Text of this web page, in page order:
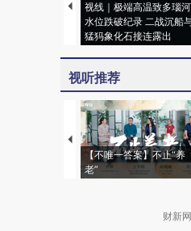
视线｜极端高温致多瑙河
水位跌破纪录 二战沉船
猛犸象化石接连露出
视听推荐
【不唯一答案】不止“养
老”
财新